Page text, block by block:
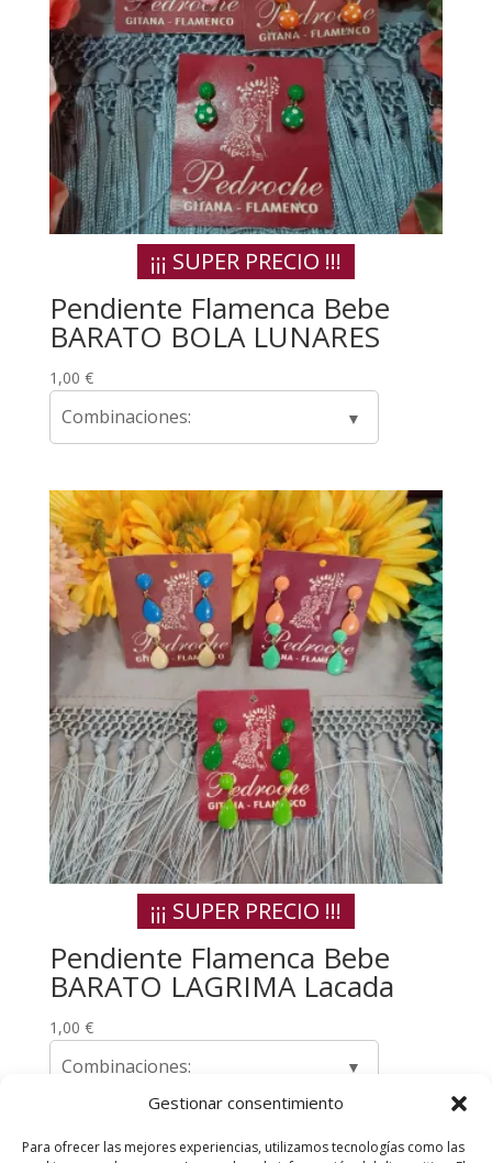
Gestionar consentimiento
Para ofrecer las mejores experiencias, utilizamos tecnologías como las
¡¡¡ SUPER PRECIO !!!
Pendiente Flamenca Bebe
BARATO BOLA LUNARES
1,00 €
Combinaciones:
¡¡¡ SUPER PRECIO !!!
Pendiente Flamenca Bebe
BARATO LAGRIMA Lacada
1,00 €
Combinaciones: